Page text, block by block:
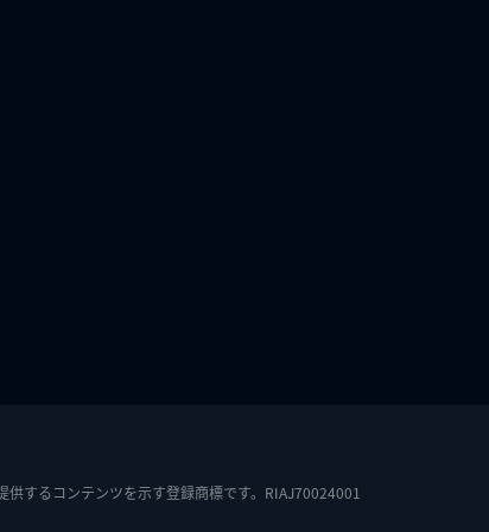
するコンテンツを示す登録商標です。RIAJ70024001